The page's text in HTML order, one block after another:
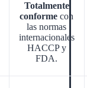
Totalmente
conforme con
las normas
internacionales
HACCP y
FDA.